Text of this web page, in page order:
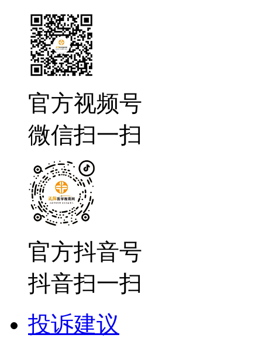
官方视频号
微信扫一扫
官方抖音号
抖音扫一扫
投诉建议